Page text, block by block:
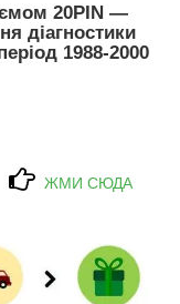
20PIN —
діагностики
1988-2000
ЖМИ СЮДА